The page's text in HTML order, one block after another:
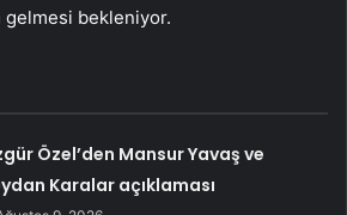
gelmesi bekleniyor.
Özel’den Mansur Yavaş ve
Karalar açıklaması